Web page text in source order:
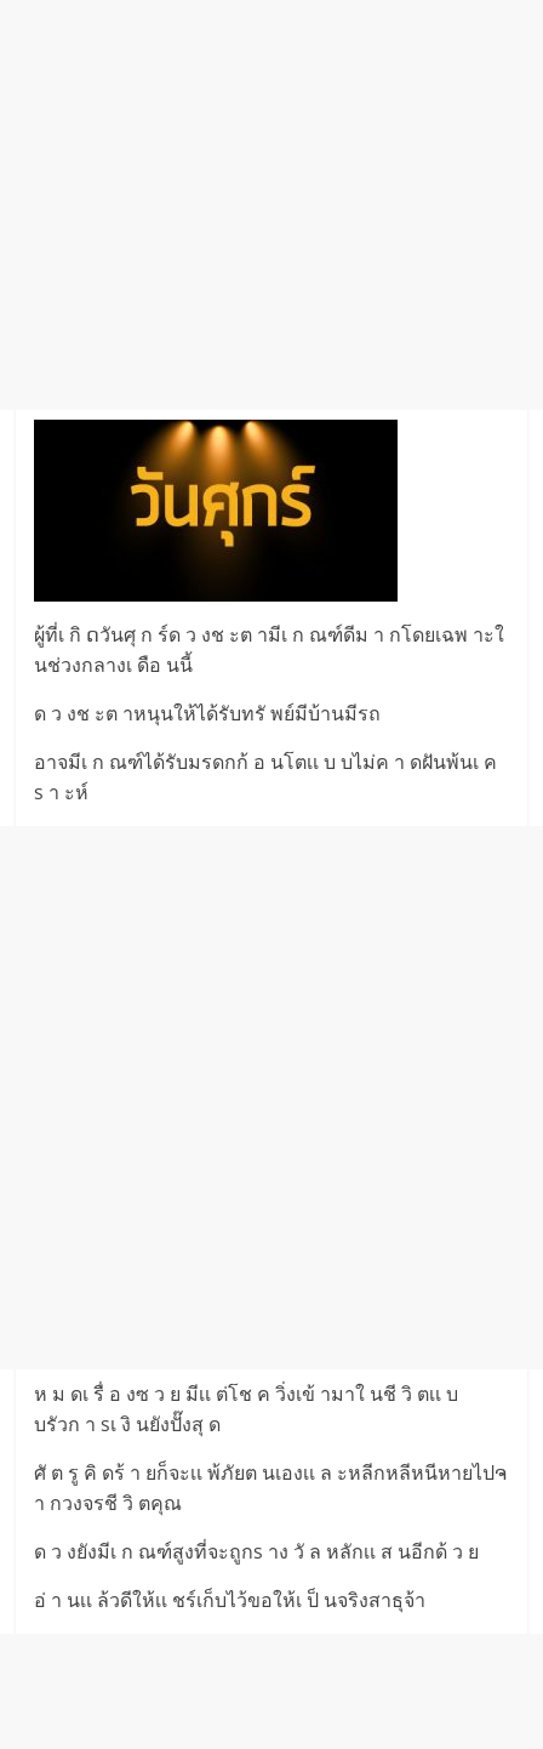
ผู้ที่เ กิ ດวันศุ ก ร์ด ว งช ะต ามีเ ก ณฑ์ดีม า กโดยเฉพ าะใ
นช่วงกลางเ ดือ นนี้
ด ว งช ะต าหนุนให้ได้รับทรั พย์มีบ้านมีรถ
อาจมีเ ก ณฑ์ได้รับมรดกก้ อ นโตเเ บ บไม่ค า ดฝันพ้นเ ค
s า ะห์
ห ม ดเ รื่ อ งซ ว ย มีเเ ต่โช ค วิ่งเข้ ามาใ นชี วิ ตเเ บ
บรัวก า sเ งิ นยังปั๊งสุ ด
ศั ต รู คิ ดร้ า ยก็จะเเ พ้ภัยต นเองเเ ล ะหลีกหลีหนีหายไปຈ
า กวงจรชี วิ ตคุณ
ด ว งยังมีเ ก ณฑ์สูงที่จะถูกs าง วั ล หลักเเ ส นอีกด้ ว ย
อ่ า นเเ ล้วดีให้เเ ชร์เก็บไว้ขอให้เ ป็ นจริงสาธุจ้า